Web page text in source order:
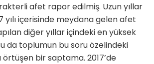
afet rapor edilmiş. Uzun yıllar
yılı içerisinde meydana gelen afet
diğer yıllar içindeki en yük­sek
da toplumun bu soru özelin­deki
örtüşen bir saptama. 2017’de